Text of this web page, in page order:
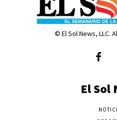
© El Sol News, LLC.
El Sol